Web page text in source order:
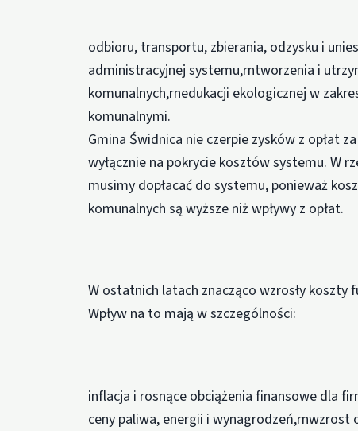
odbioru, transportu, zbierania, odzysku i
administracyjnej systemu,rntworzenia i
komunalnych,rnedukacji ekologicznej w
komunalnymi.
Gmina Świdnica nie czerpie zysków z opłat
wyłącznie na pokrycie kosztów systemu. W
musimy dopłacać do systemu, ponieważ
komunalnych są wyższe niż wpływy z opłat.
W ostatnich latach znacząco wzrosły
Wpływ na to mają w szczególności:
inflacja i rosnące obciążenia finansowe dla
ceny paliwa, energii i